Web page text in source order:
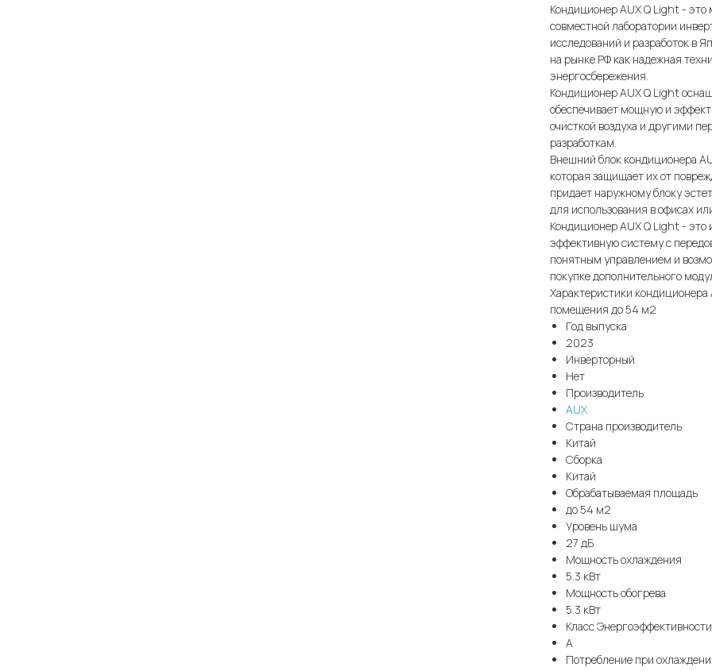
Кондиционер AUX Q Light -
совместной лаборатории
исследований и разработок в
на рынке РФ как надежная
энергосбережения.
Кондиционер AUX Q Light
обеспечивает мощную и
очисткой воздуха и другими
разработкам.
Внешний блок кондиционера
которая защищает их от
придает наружному блоку
для использования в офисах
Кондиционер AUX Q Light -
эффективную систему с
понятным управлением и
покупке дополнительного
Характеристики
помещения до 54 м2
Год выпуска
2023
Инверторный
Нет
Производитель
AUX
Страна производитель
Китай
Сборка
Китай
Обрабатываемая площадь
до 54 м2
Уровень шума
27 дБ
Мощность охлаждения
5.3 кВт
Мощность обогрева
5.3 кВт
Класс Энергоэффективности
A
Потребление при